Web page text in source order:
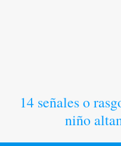
14 señales o
niño